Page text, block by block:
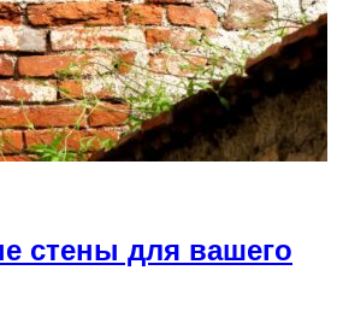
стены для вашего